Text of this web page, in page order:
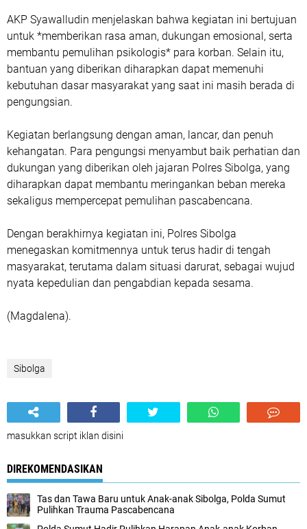
AKP Syawalludin menjelaskan bahwa kegiatan ini bertujuan
untuk *memberikan rasa aman, dukungan emosional, serta
membantu pemulihan psikologis* para korban. Selain itu,
bantuan yang diberikan diharapkan dapat memenuhi
kebutuhan dasar masyarakat yang saat ini masih berada di
pengungsian.
Kegiatan berlangsung dengan aman, lancar, dan penuh
kehangatan. Para pengungsi menyambut baik perhatian dan
dukungan yang diberikan oleh jajaran Polres Sibolga, yang
diharapkan dapat membantu meringankan beban mereka
sekaligus mempercepat pemulihan pascabencana.
Dengan berakhirnya kegiatan ini, Polres Sibolga
menegaskan komitmennya untuk terus hadir di tengah
masyarakat, terutama dalam situasi darurat, sebagai wujud
nyata kepedulian dan pengabdian kepada sesama.
(Magdalena).
Sibolga
masukkan script iklan disini
DIREKOMENDASIKAN
Tas dan Tawa Baru untuk Anak-anak Sibolga, Polda Sumut
Pulihkan Trauma Pascabencana